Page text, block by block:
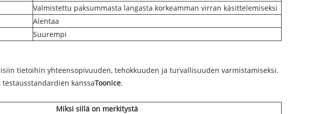
Valmistettu paksummasta langasta korkeamman virran käsittelemiseksi
Alentaa
Suurempi
tietoihin yhteensopivuuden, tehokkuuden ja turvallisuuden varmistamiseksi.
kanssaToonice.
Miksi sillä on merkitystä